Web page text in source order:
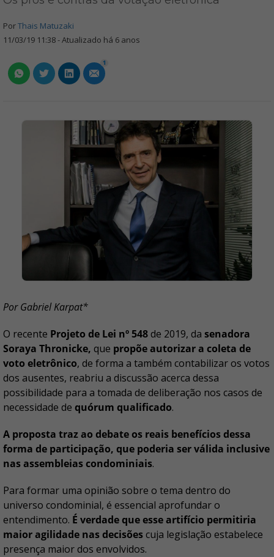
PorThais Matuzaki
11/03/19 11:38 - Atualizado há 6 anos
1
Por Gabriel Karpat*
O recente Projeto de Lei nº 548de 2019, da senadora
Soraya Thronicke, que propõe autorizar a coleta de
voto eletrônico, de forma a também contabilizar os votos
dos ausentes, reabriu a discussão acerca dessa
possibilidade para a tomada de deliberação nos casos de
necessidade de quórum qualificado.
A proposta traz ao debate os reais benefícios dessa
forma de participação, que poderia ser válida inclusive
nas assembleias condominiais.
Para formar uma opinião sobre o tema dentro do
universo condominial, é essencial aprofundar o
entendimento. É verdade que esse artifício permitiria
maior agilidade nas decisõescuja legislação estabelece
presença maior dos envolvidos.